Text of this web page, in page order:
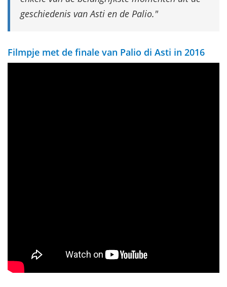
geschiedenis van Asti en de Palio.
Filmpje met de finale van Palio di Asti in 2016